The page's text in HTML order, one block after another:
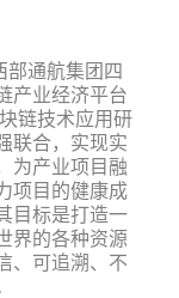
通航集团四
产业经济平台
链技术应用研
联合，实现实
为产业项目融
项目的健康成
目标是打造一
界的各种资源
、可追溯、不